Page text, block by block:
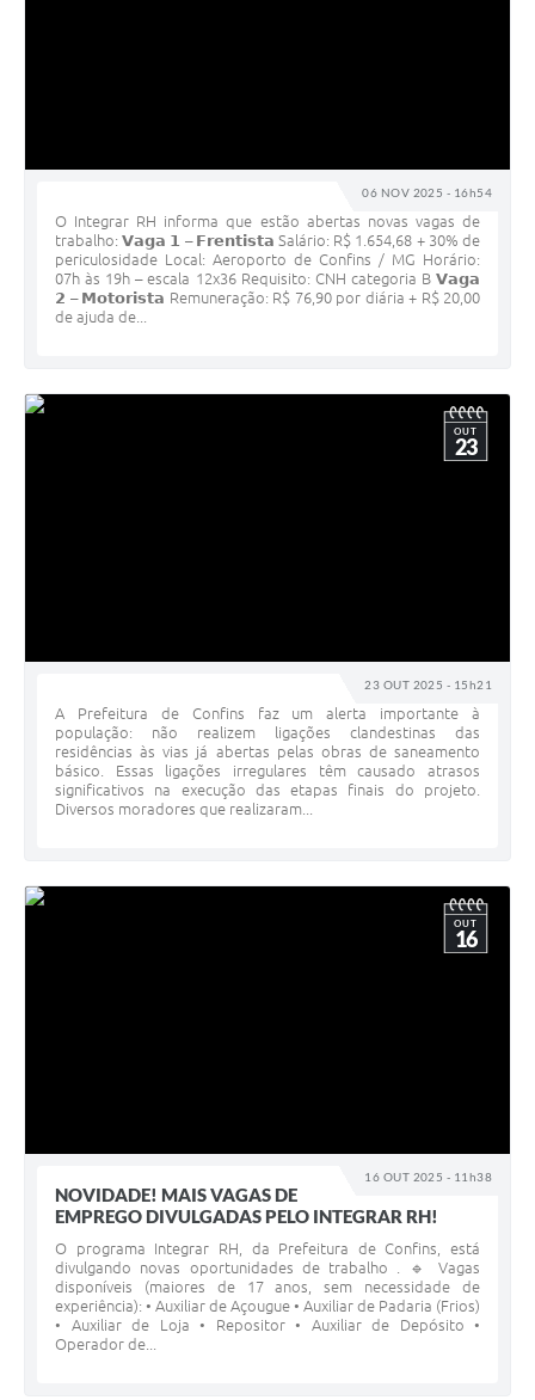
06 NOV 2025 - 16h54
O Integrar RH informa que estão abertas novas vagas de
trabalho: 𝗩𝗮𝗴𝗮 𝟭 – 𝗙𝗿𝗲𝗻𝘁𝗶𝘀𝘁𝗮 Salário: R$ 1.654,68 + 30% de
periculosidade Local: Aeroporto de Confins / MG Horário:
07h às 19h – escala 12x36 Requisito: CNH categoria B 𝗩𝗮𝗴𝗮
𝟮 – 𝗠𝗼𝘁𝗼𝗿𝗶𝘀𝘁𝗮 Remuneração: R$ 76,90 por diária + R$ 20,00
de ajuda de...
23 OUT 2025 - 15h21
OUT
23
A Prefeitura de Confins faz um alerta importante à
população: não realizem ligações clandestinas das
residências às vias já abertas pelas obras de saneamento
básico. Essas ligações irregulares têm causado atrasos
significativos na execução das etapas finais do projeto.
Diversos moradores que realizaram...
16 OUT 2025 - 11h38
OUT
16
NOVIDADE! MAIS VAGAS DE
EMPREGO DIVULGADAS PELO INTEGRAR RH!
O programa Integrar RH, da Prefeitura de Confins, está
divulgando novas oportunidades de trabalho . 🔹 Vagas
disponíveis (maiores de 17 anos, sem necessidade de
experiência): • Auxiliar de Açougue • Auxiliar de Padaria (Frios)
• Auxiliar de Loja • Repositor • Auxiliar de Depósito •
Operador de...